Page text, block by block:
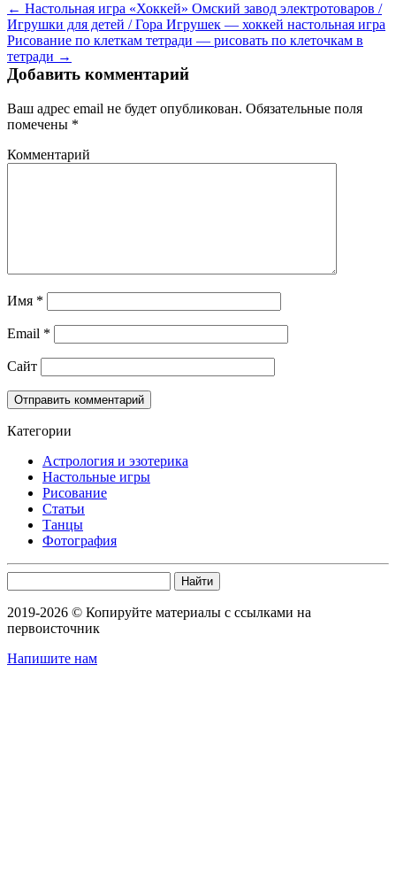
← Настольная игра «Хоккей» Омский завод электротоваров /
Игрушки для детей / Гора Игрушек — хоккей настольная игра
Рисование по клеткам тетради — рисовать по клеточкам в
тетради →
Добавить комментарий
Ваш адрес email не будет опубликован. Обязательные поля
помечены *
Комментарий
Имя *
Email *
Сайт
Категории
Астрология и эзотерика
Настольные игры
Рисование
Статьи
Танцы
Фотография
Найти
2019-2026 © Копируйте материалы с ссылками на
первоисточник
Напишите нам